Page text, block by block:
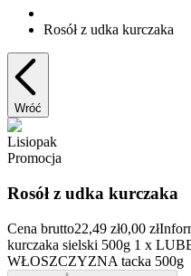
Rosół z udka kurczaka
Wróć
Lisiopak
Promocja
Rosół z udka kurczaka
Cena brutto22,49 zł0,00 zł
kurczaka sielski 500g 1 x
WŁOSZCZYZNA tacka 500g